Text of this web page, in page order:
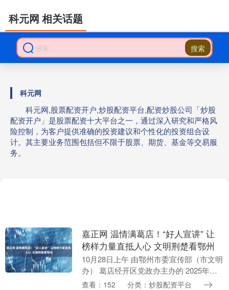
搜索
科元网
科元网,股票配资开户,炒股配资平台,配资炒股公司「炒股
配资开户」是股票配资十大平台之一，通过深入研究和严格风
险控制，为客户提供准确的投资建议和个性化的投资组合设
计。其主要业务范围包括但不限于股票、期货、基金等交易服
务。
科元网 相关话题
嘉正网 温情满葛店！“好人宣讲” 让
榜样力量直抵人心 文明荆楚看鄂州
10月28日上午 由鄂州市委宣传部（市文明
办） 葛店经开区党政办主办的 2025年鄂
州市“好人宣讲” （葛店经开区分场）实践
查看：152 分类：炒股配资平台